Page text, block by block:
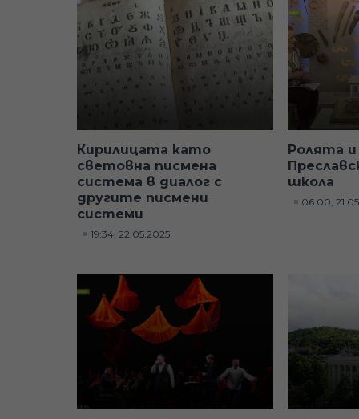
Кирилицата като
световна писмена
система в диалог с
другите писмени
системи
19:34, 22.05.2025
Ролята
школа
06:00,